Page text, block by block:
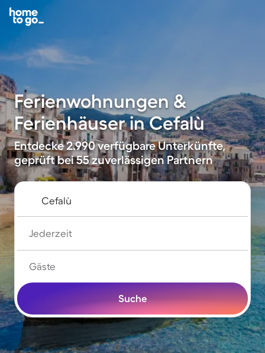
Ferienwohnungen &
Ferienhäuser in Cefalù
Entdecke 2.990 verfügbare Unterkünfte,
geprüft bei 55 zuverlässigen Partnern
Jederzeit
Gäste
Suche